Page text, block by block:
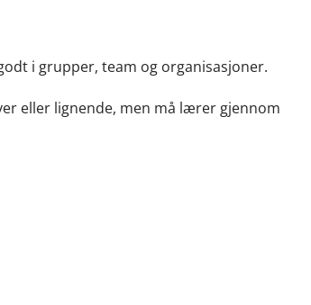
i grupper, team og organisasjoner.
eller lignende, men må lærer gjennom